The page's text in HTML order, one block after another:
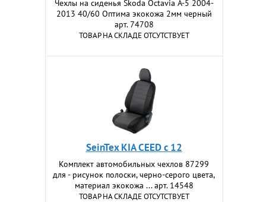
Чехлы на сиденья Skoda Осtavia A-5 2004-
2013 40/60 Оптима экокожа 2мм черный
арт. 74708
ТОВАР НА СКЛАДЕ ОТСУТСТВУЕТ
SeinTex KIA CEED c 12
Комплект автомобильных чехлов 87299
для - рисунок полоски, черно-серого цвета,
материал экокожа ... арт. 14548
ТОВАР НА СКЛАДЕ ОТСУТСТВУЕТ